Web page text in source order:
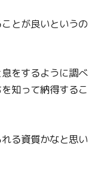
とが良いというの
をするように調べ
知って納得するこ
る資質かなと思い